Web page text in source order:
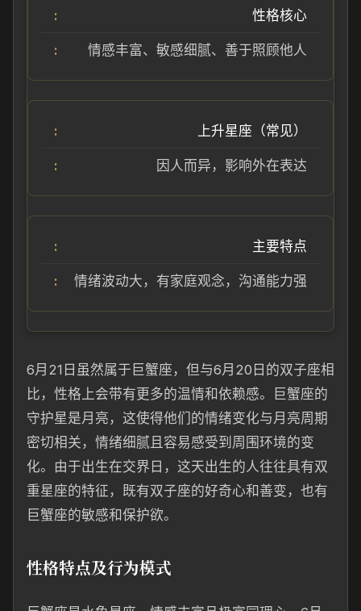
性格核心
情感丰富、敏感细腻、善于照顾他人
上升星座（常见）
因人而异，影响外在表达
主要特点
情绪波动大，有家庭观念，沟通能力强
6月21日虽然属于巨蟹座，但与6月20日的双子座相
比，性格上会带有更多的温情和依赖感。巨蟹座的
守护星是月亮，这使得他们的情绪变化与月亮周期
密切相关，情绪细腻且容易感受到周围环境的变
化。由于出生在交界日，这天出生的人往往具有双
重星座的特征，既有双子座的好奇心和善变，也有
巨蟹座的敏感和保护欲。
性格特点及行为模式